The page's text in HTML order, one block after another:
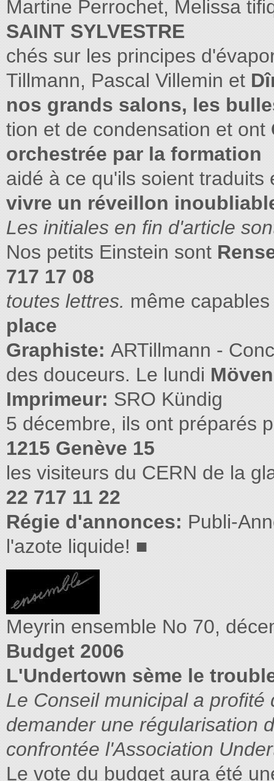
Martine Perrochet, Melissa
SAINT SYLVESTRE
chés sur les principes
Tillmann, Pascal Villemin et
nos grands salons, les
tion et de condensation et ont
orchestrée par la formation
aidé à ce qu'ils soient traduits
vivre un réveillon
Les initiales en ﬁn d'article
Nos petits Einstein sont
717 17 08
toutes lettres. même
place
Graphiste: ARTillmann -
des douceurs. Le lundi
Imprimeur: SRO Kündig
5 décembre, ils ont préparés
1215 Genève 15
les visiteurs du CERN de la
22 717 11 22
Régie d'annonces: Publi-
l'azote liquide! ■
Meyrin ensemble No 70,
Budget 2006
L'Undertown sème le
Le Conseil municipal a
demander une régularisation
confrontée l'Association
Le vote du budget aura été